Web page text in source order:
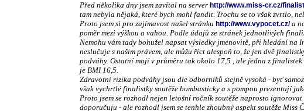
Před několika dny jsem zavítal na server http://www.miss-cr.cz/
tam nebyla nějaká, které bych mohl fandit. Trochu se to však zvrtlo,
Proto jsem si pro zajímavost našel stránku http://www.vypocet.cz/a
poměr mezi výškou a vahou. Podle údajů ze stránek jednotlivých
Nemohu vám tady bohužel napsat výsledky jmenovitě, při hledání na
neslučuje s našim právem, ale můžu říct alespoň to, že jen dvě
podváhy. Ostatní mají v průměru tak okolo 17,5 , ale jedna z
je BMI 16,5.
Zdravotní rizika podváhy jsou dle odborníků stejně vysoká - byť
však vychrtlé finalistky soutěže bombasticky a s pompou prezentují
Proto jsem se rozhodl nejen letošní ročník soutěže naprosto
doporučuju - ale rozhodl jsem se tenhle zhoubný aspekt soutěže Miss